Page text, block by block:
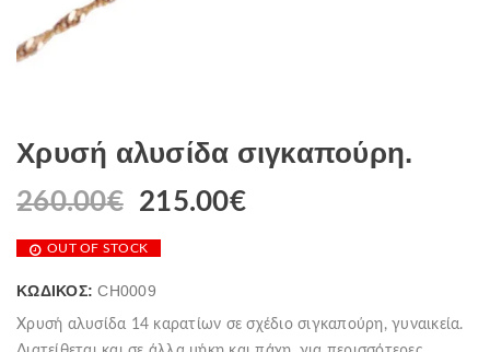
Χρυσή αλυσίδα σιγκαπούρη.
260.00€ 215.00€
OUT OF STOCK
ΚΩΔΙΚΌΣ:CH0009
Χρυσή αλυσίδα 14 καρατίων σε σχέδιο σιγκαπούρη, γυναικεία.